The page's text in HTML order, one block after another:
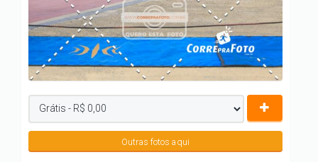
Outras fotos aqui